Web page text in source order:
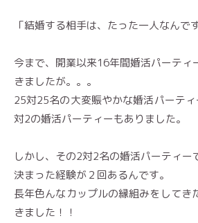
「結婚する相手は、たった一人なんで
今まで、開業以来16年間婚活パーティ
きましたが。。。
25対25名の大変賑やかな婚活パーテ
対2の婚活パーティーもありました。
しかし、その2対2名の婚活パーティー
決まった経験が２回あるんです。
長年色んなカップルの縁組みをしてき
きました！！